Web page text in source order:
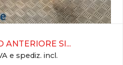
ANTERIORE SI...
e spediz. incl.